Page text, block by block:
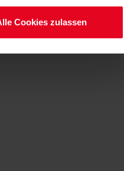
Cookies zulassen